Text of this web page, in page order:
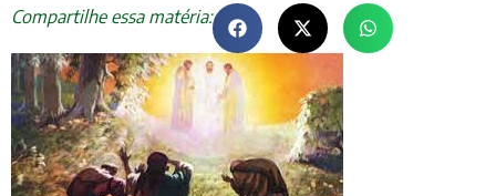
Compartilhe essa matéria: